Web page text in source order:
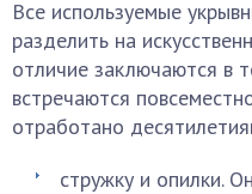
Все используемые
разделить на
отличие заключаются в
встречаются
отработано
стружку и опилки.